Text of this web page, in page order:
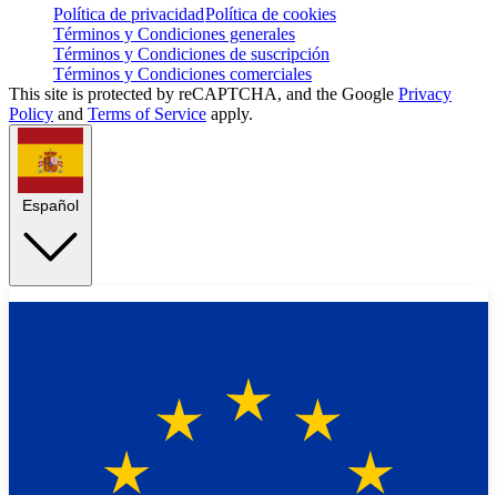
Política de privacidadPolítica de cookies
Términos y Condiciones generales
Términos y Condiciones de suscripción
Términos y Condiciones comerciales
This site is protected by reCAPTCHA, and the Google Privacy
Policy and Terms of Service apply.
Español